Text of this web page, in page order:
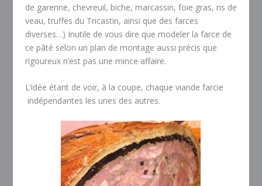
de garenne, chevreuil, biche, marcassin, foie gras, ris de
veau, truffes du Tricastin, ainsi que des farces
diverses…) Inutile de vous dire que modeler la farce de
ce pâté selon un plan de montage aussi précis que
rigoureux n’est pas une mince affaire.
L’idée étant de voir, à la coupe, chaque viande farcie
indépendantes les unes des autres.